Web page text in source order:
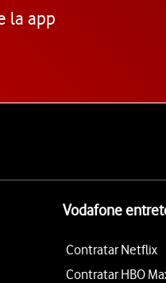
la app
Vodafone
Contratar Netflix
Contratar HBO